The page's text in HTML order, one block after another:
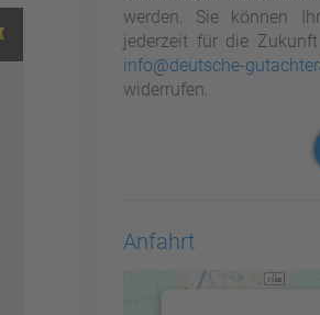
werden. Sie können
jederzeit für die
info@deutsche-
widerrufen.
Anfahrt